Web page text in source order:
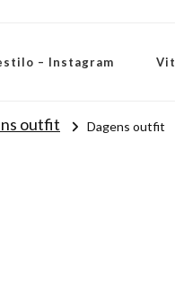
– Instagram
outfit Dagens outfit